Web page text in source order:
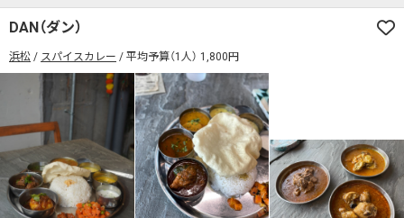
DAN（ダン）
浜松 スパイスカレー 平均予算（1人） 1,800円